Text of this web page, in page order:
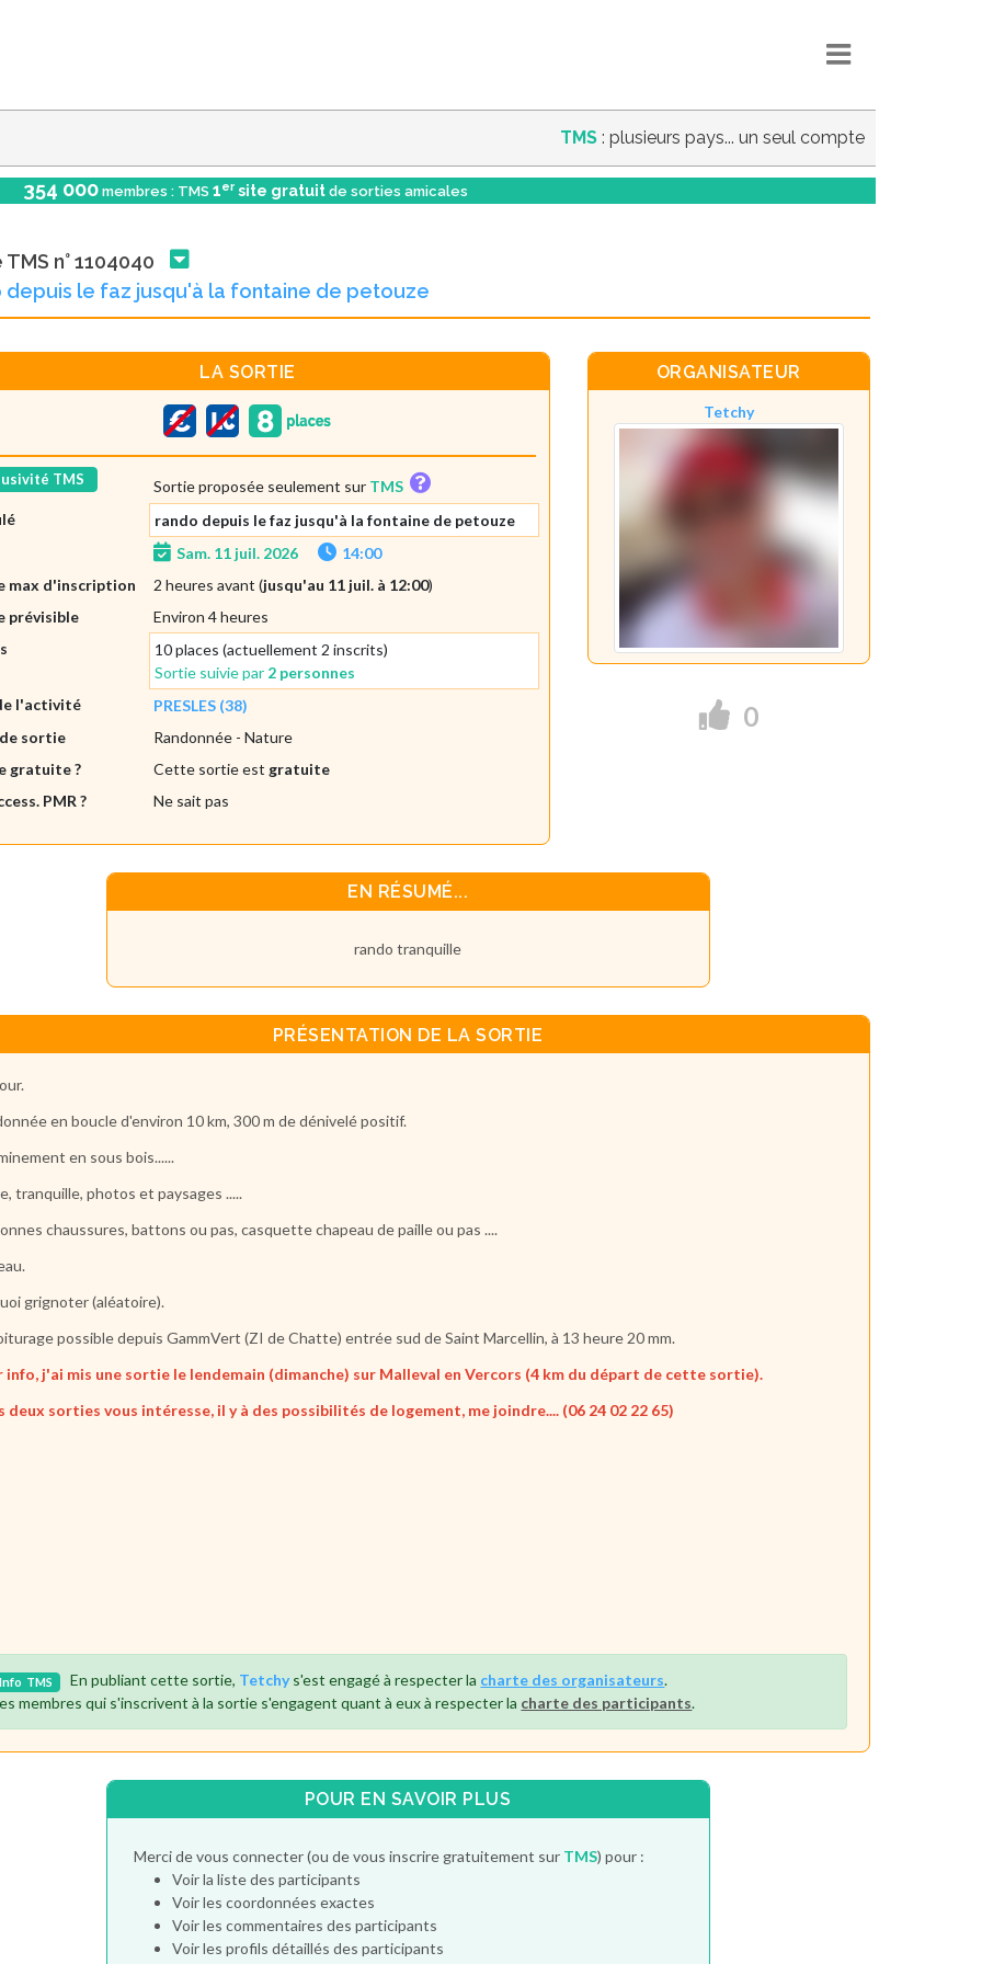
TMS : plusieurs pays... un seul compte
354 000 membres : TMS 1er site gratuit de sorties amicales
n° 1104040
depuis le faz jusqu'à la fontaine de petouze
LA SORTIE
TMS Sortie proposée seulement sur TMS
rando depuis le faz jusqu'à la fontaine de petouze
Sam. 11 juil. 2026
14:00
max d'inscription
2 heures avant (jusqu'au 11 juil. à 12:00)
prévisible
Environ 4 heures
10 places (actuellement 2 inscrits)
Sortie suivie par 2 personnes
l'activité
PRESLES (38)
sortie
Randonnée - Nature
gratuite ?
Cette sortie est gratuite
PMR ?
Ne sait pas
ORGANISATEUR
Tetchy
0
EN RÉSUMÉ...
rando tranquille
PRÉSENTATION DE LA SORTIE
en boucle d'environ 10 km, 300 m de dénivelé positif.
en sous bois......
tranquille, photos et paysages .....
chaussures, battons ou pas, casquette chapeau de paille ou pas ....
grignoter (aléatoire).
possible depuis GammVert (ZI de Chatte) entrée sud de Saint Marcellin, à 13 heure 20 mm.
info, j'ai mis une sortie le lendemain (dimanche) sur Malleval en Vercors (4 km du départ de cette sortie).
deux sorties vous intéresse, il y à des possibilités de logement, me joindre.... (06 24 02 22 65)
TMS En publiant cette sortie, Tetchys'est engagé à respecter la charte des organisateurs.
membres qui s'inscrivent à la sortie s'engagent quant à eux à respecter la charte des participants.
POUR EN SAVOIR PLUS
Merci de vous connecter (ou de vous inscrire gratuitement sur TMS) pour :
Voir la liste des participants
Voir les coordonnées exactes
Voir les commentaires des participants
Voir les profils détaillés des participants